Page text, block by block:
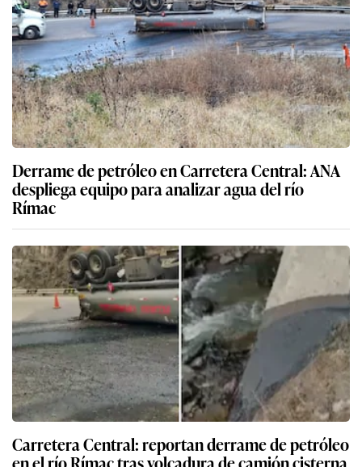
Congreso 2026: mujeres tienen más escaños, pero la
bicameralidad abrió una nueva brecha
6
Lo último en Sucesos
Posible reelección de alcaldes de Lima:
radiografía de las gestiones de siete
burgomaestres distritales y del exalcalde
municipal